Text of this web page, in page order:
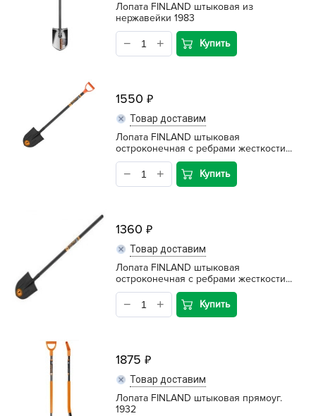
Лопата FINLAND штыковая из
нержавейки 1983
Купить
1550
Товар доставим
Лопата FINLAND штыковая
остроконечная с ребрами жесткости...
Купить
1360
Товар доставим
Лопата FINLAND штыковая
остроконечная с ребрами жесткости...
Купить
1875
Товар доставим
Лопата FINLAND штыковая прямоуг.
1932